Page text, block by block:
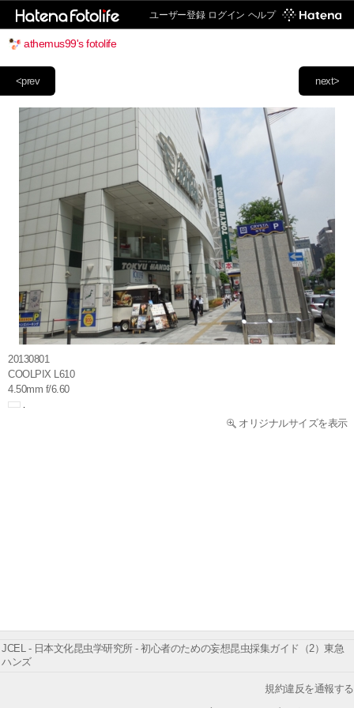
ユーザー登録 ログイン ヘルプ
athemus99's fotolife
next>
<prev
20130801
COOLPIX L610
4.50mm f/6.60
オリジナルサイズを表示
JCEL - 日本文化昆虫学研究所 - 初心者のための妄想昆虫採集ガイド（2）東急
ハンズ
規約違反を通報する